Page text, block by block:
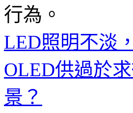
行為。
LED照明不淡
OLED供過於
景？